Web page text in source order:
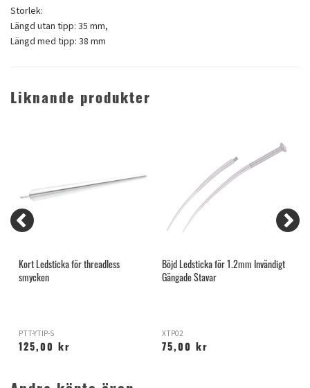
Storlek:
Längd utan tipp: 35 mm,
Längd med tipp: 38 mm
Liknande produkter
Kort Ledsticka för threadless
smycken
PTT-YTIP-S
125,00 kr
Böjd Ledsticka för 1.2mm Invändigt
Gängade Stavar
XTP02
75,00 kr